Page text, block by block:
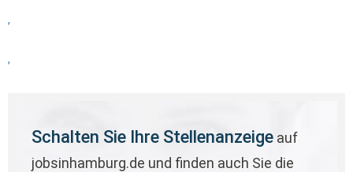
,
,
Schalten Sie Ihre Stellenanzeige auf
jobsinhamburg.de und finden auch Sie die